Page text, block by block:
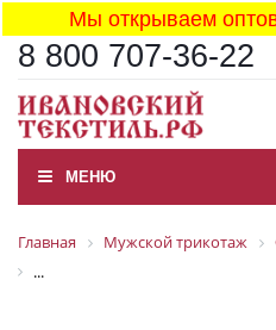
Мы открываем
8 800 707-36-22
МЕНЮ
Главная Мужской трикотаж
...